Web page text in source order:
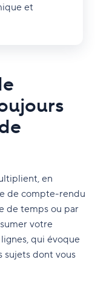
et
en
de compte-rendu
de temps ou par
votre
qui évoque
sujets dont vous